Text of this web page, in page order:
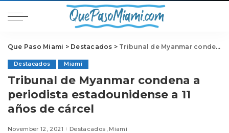
Que Paso Miami > Destacados > Tribunal de Myanmar condena a periodista estadounidense a 11 años de cárcel
Destacados Miami
Tribunal de Myanmar condena a
periodista estadounidense a 11
años de cárcel
November 12, 2021 Destacados Miami